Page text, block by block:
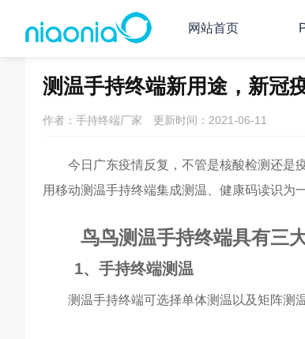
网站首页
主页 PDA/RFID资讯 PDA行业资讯
测温手持终端新用途，新冠
作者：手持终端厂家 更新时间：2021-06-11
今日广东疫情反复，不管是核酸检测还是疫
用移动测温手持终端集成测温、健康码读识为
鸟鸟测温手持终端具有三
1、手持终端测温
测温手持终端可选择单体测温以及矩阵测温